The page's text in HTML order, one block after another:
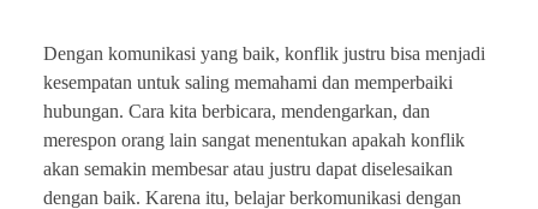
Dengan komunikasi yang baik, konflik justru bisa menjadi
kesempatan untuk saling memahami dan memperbaiki
hubungan. Cara kita berbicara, mendengarkan, dan
merespon orang lain sangat menentukan apakah konflik
akan semakin membesar atau justru dapat diselesaikan
dengan baik. Karena itu, belajar berkomunikasi dengan